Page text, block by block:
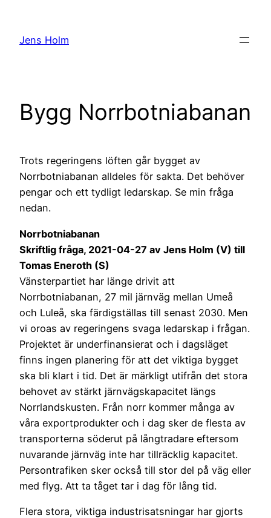
innehåll
Jens Holm
Bygg Norrbotniabanan
Trots regeringens löften går bygget av
Norrbotniabanan alldeles för sakta. Det behöver
pengar och ett tydligt ledarskap. Se min fråga
nedan.
Norrbotniabanan
Skriftlig fråga, 2021-04-27 av Jens Holm (V) till
Tomas Eneroth (S)
Vänsterpartiet har länge drivit att
Norrbotniabanan, 27 mil järnväg mellan Umeå
och Luleå, ska färdigställas till senast 2030. Men
vi oroas av regeringens svaga ledarskap i frågan.
Projektet är underfinansierat och i dagsläget
finns ingen planering för att det viktiga bygget
ska bli klart i tid. Det är märkligt utifrån det stora
behovet av stärkt järnvägskapacitet längs
Norrlandskusten. Från norr kommer många av
våra exportprodukter och i dag sker de flesta av
transporterna söderut på långtradare eftersom
nuvarande järnväg inte har tillräcklig kapacitet.
Persontrafiken sker också till stor del på väg eller
med flyg. Att ta tåget tar i dag för lång tid.
Flera stora, viktiga industrisatsningar har gjorts